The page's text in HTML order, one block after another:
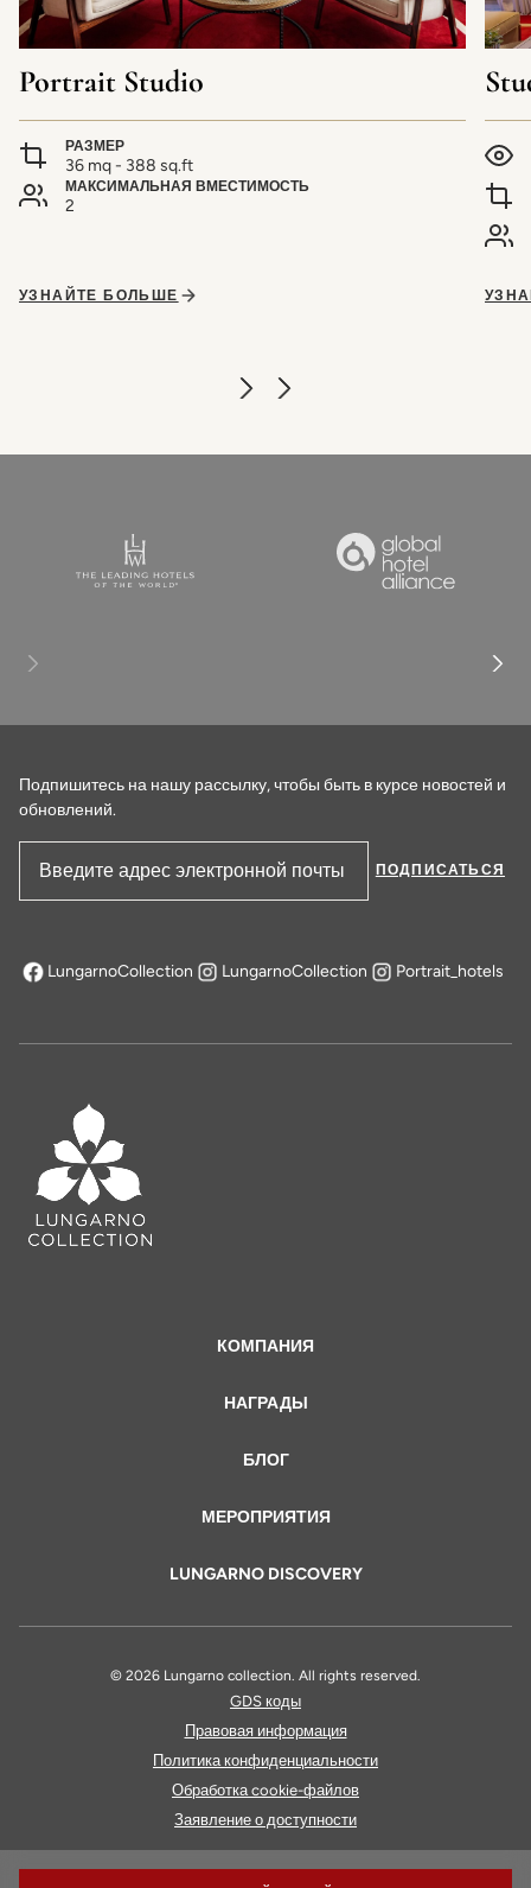
Portrait Studio
РАЗМЕР
36 mq - 388 sq.ft
МАКСИМАЛЬНАЯ ВМЕСТИМОСТЬ
2
УЗНАЙТЕ БОЛЬШЕ
КОМПАНИЯ
НАГРАДЫ
БЛОГ
МЕРОПРИЯТИЯ
LUNGARNO DISCOVERY
Подпишитесь на нашу рассылку, чтобы быть в курсе новостей и
обновлений.
Адрес электронной почты
ПОДПИСАТЬСЯ
LungarnoCollection
открывается в новой вкладке
LungarnoCollection Portrait_hotels
© 2026 Lungarno collection. All rights reserved.
GDS коды
Правовая информация
Политика конфиденциальности
Обработка cookie-файлов
Заявление о доступности